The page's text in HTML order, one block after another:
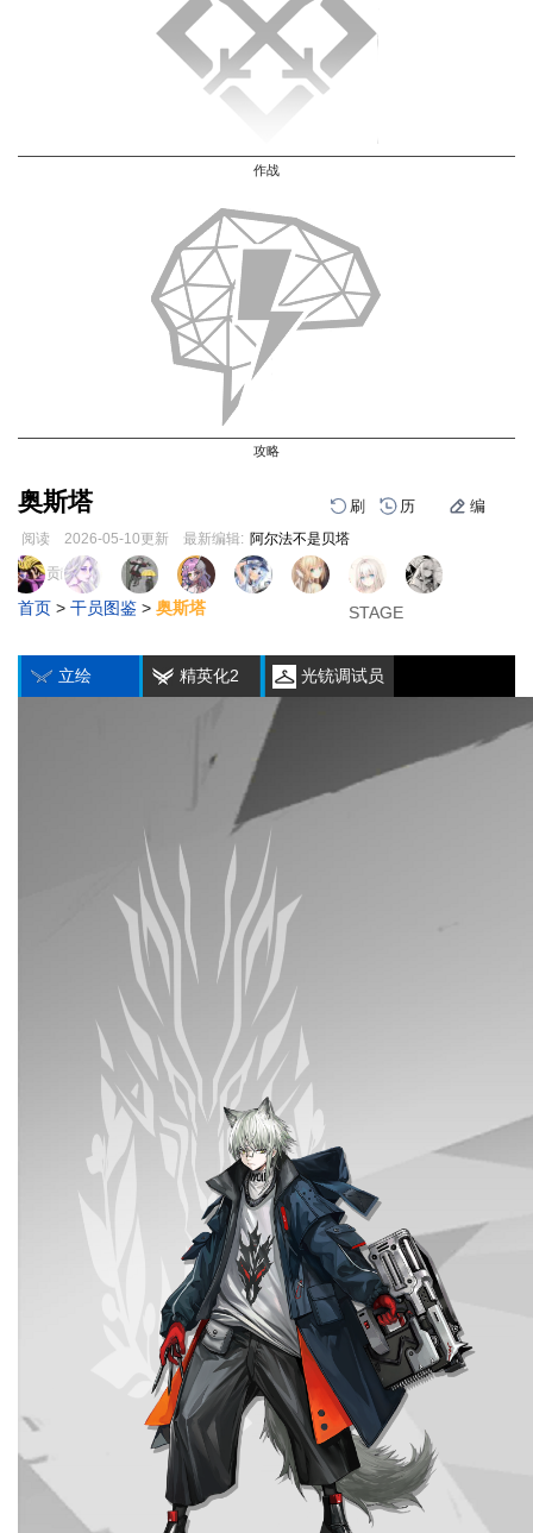
作战
攻略
奥斯塔 刷 历 编
阅读 2026-05-10更新 最新编辑: 阿尔法不是贝塔
跳
到
导
跳
到
搜
页面贡献者 :
首页 > 干员图鉴 > 奥斯塔
立绘 精英化2 光铳调试员
1
STAGE
2
STAGE
3
STAGE